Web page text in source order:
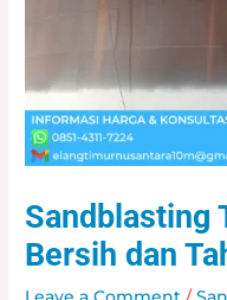
Sandblasting
Bersih dan